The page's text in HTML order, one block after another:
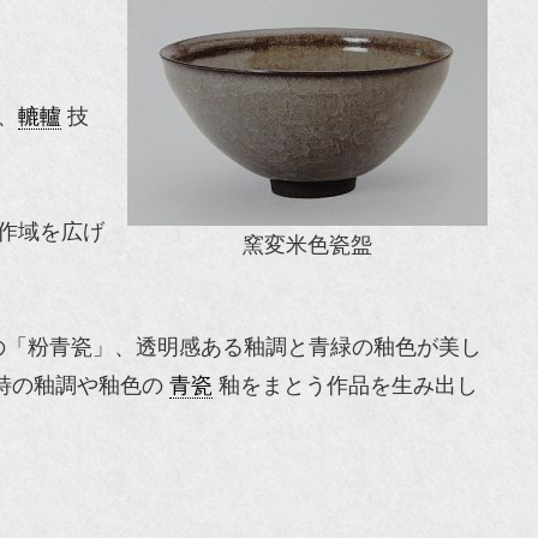
窯変米色瓷盌
轆轤 技
域を広げ
粉青瓷」、透明感ある釉調と青緑の釉色が美し
の釉調や釉色の 青瓷 釉をまとう作品を生み出し